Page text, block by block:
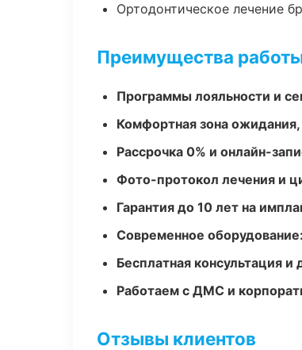
Ортодонтическое лечение
Преимущества
Программы лояльности и
Комфортная зона ожидания,
Рассрочка 0% и онлайн-
Фото-протокол лечения и
Гарантия до 10 лет на
Современное
Бесплатная консультация и
Работаем с ДМС и
Отзывы клиентов